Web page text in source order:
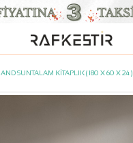
AND SUNTALAM KİTAPLIK ( 180 X 60 X 24 )